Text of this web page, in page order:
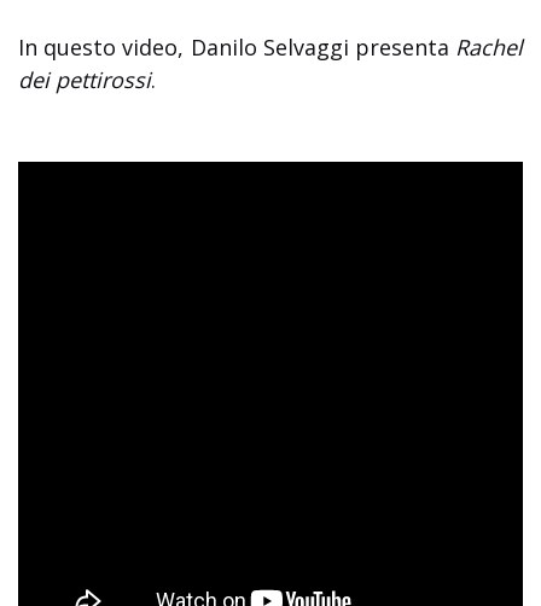
In questo video, Danilo Selvaggi presenta Rachel
dei pettirossi.